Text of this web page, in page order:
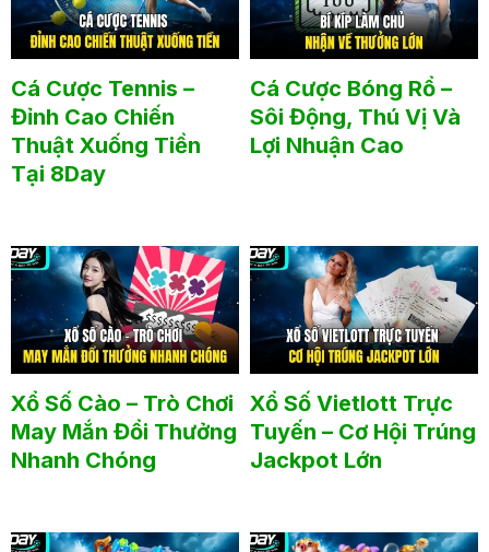
Cá Cược Tennis –
Đỉnh Cao Chiến
Thuật Xuống Tiền
Tại 8Day
Cá Cược Bóng Rổ –
Sôi Động, Thú Vị Và
Lợi Nhuận Cao
Xổ Số Cào – Trò Chơi
May Mắn Đổi Thưởng
Nhanh Chóng
Xổ Số Vietlott Trực
Tuyến – Cơ Hội Trúng
Jackpot Lớn